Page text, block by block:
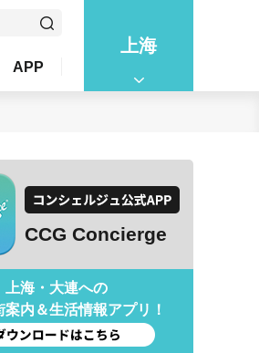
上海
APP
CCG Concierge
上海・大連への
案内＆生活情報アプリ！